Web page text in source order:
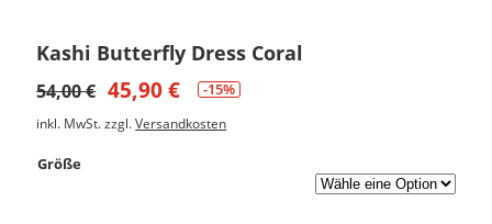
Kashi Butterfly Dress Coral
54,00€ 45,90€ -15%
inkl. MwSt. zzgl.Versandkosten
Größe